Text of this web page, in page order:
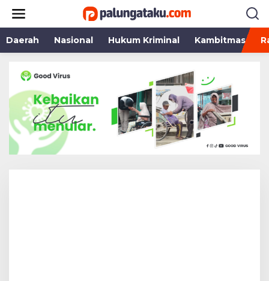
konten
Daerah
Nasional Hukum Kriminal Kambitmas